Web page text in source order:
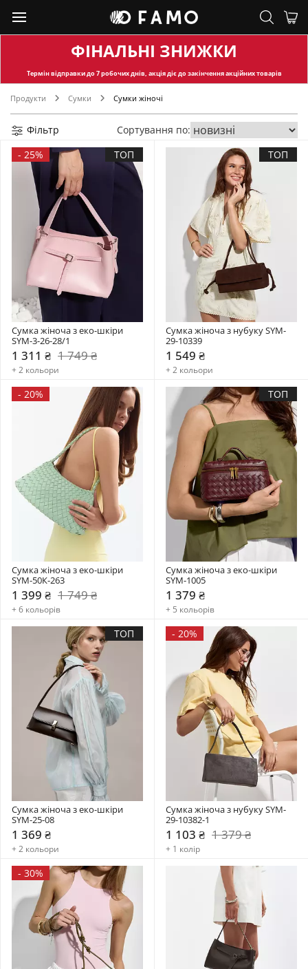
ФІНАЛЬНІ ЗНИЖКИ
Термін відправкидо 7 робочих днів, акція діє до закінчення акційних товарів
Продукти Сумки Сумки жіночі
Фільтр
Сортування по:
- 25% ТОП
Сумка жіноча з еко-шкіри
SYM-3-26-28/1
1 311 ₴ 1 749 ₴
+ 2 кольори
ТОП
Сумка жіноча з нубуку SYM-
29-10339
1 549 ₴
+ 2 кольори
- 20%
Сумка жіноча з еко-шкіри
SYM-50К-263
1 399 ₴ 1 749 ₴
+ 6 кольорів
ТОП
Сумка жіноча з еко-шкіри
SYM-1005
1 379 ₴
+ 5 кольорів
ТОП
Сумка жіноча з еко-шкіри
SYM-25-08
1 369 ₴
+ 2 кольори
- 20%
Сумка жіноча з нубуку SYM-
29-10382-1
1 103 ₴ 1 379 ₴
+ 1 колір
- 30%